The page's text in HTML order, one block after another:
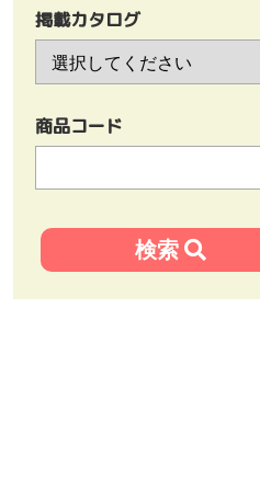
掲載カタログ
商品コード